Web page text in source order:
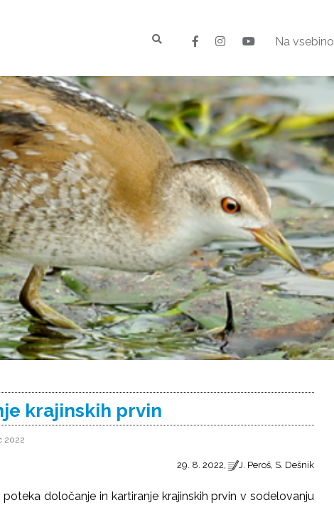
Na vsebino
krajinskih prvin
2022
29. 8. 2022, J. Peroš, S. Dešnik
določanje in kartiranje krajinskih prvin v sodelovanju